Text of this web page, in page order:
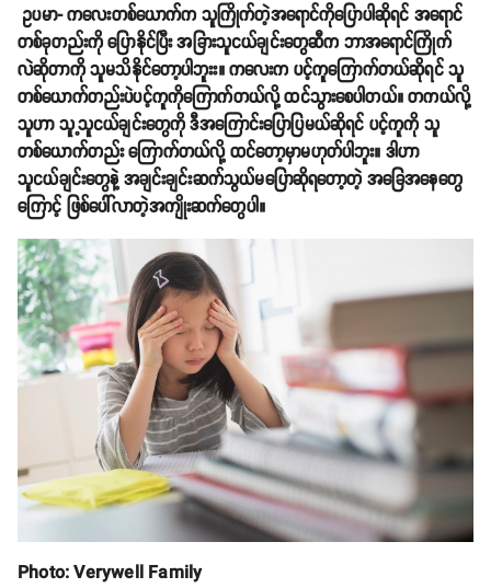
ဥပမာ- ကလေးတစ်ယောက်က သူကြိုက်တဲ့အရောင်ကိုပြောပါဆိုရင် အရောင်
တစ်ခုတည်းကို ပြောနိုင်ပြီး အခြားသူငယ်ချင်းတွေဆီက ဘာအရောင်ကြိုက်
လဲဆိုတာကို သူမသိနိုင်တော့ပါဘူးး။ ကလေးက ပင့်ကူကြောက်တယ်ဆိုရင် သူ
တစ်ယောက်တည်းပဲပင့်ကူကိုကြောက်တယ်လို့ ထင်သွားစေပါတယ်။ တကယ်လို့
သူဟာ သူ့သူငယ်ချင်းတွေကို ဒီအကြောင်းပြောပြမယ်ဆိုရင် ပင့်ကူကို သူ
တစ်ယောက်တည်း ကြောက်တယ်လို့ ထင်တော့မှာမဟုတ်ပါဘူး။ ဒါဟာ
သူငယ်ချင်းတွေနဲ့ အချင်းချင်းဆက်သွယ်မပြောဆိုရတော့တဲ့ အခြေအနေတွေ
ကြောင့် ဖြစ်ပေါ်လာတဲ့အကျိုးဆက်တွေပါ။
Photo: Verywell Family